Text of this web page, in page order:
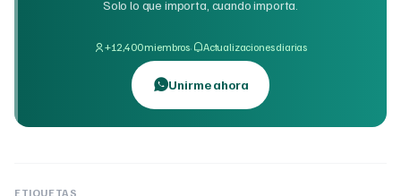
Solo lo que importa, cuando importa.
+12,400 miembros· Actualizaciones diarias
Unirme ahora
ETIQUETAS